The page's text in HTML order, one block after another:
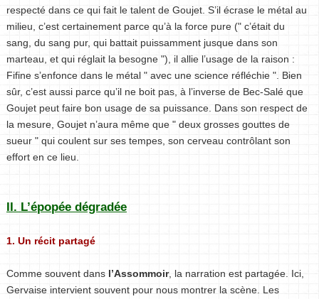
respecté dans ce qui fait le talent de Goujet. S’il écrase le métal au
milieu, c’est certainement parce qu’à la force pure (" c’était du
sang, du sang pur, qui battait puissamment jusque dans son
marteau, et qui réglait la besogne "), il allie l’usage de la raison :
Fifine s’enfonce dans le métal " avec une science réfléchie ". Bien
sûr, c’est aussi parce qu’il ne boit pas, à l’inverse de Bec-Salé que
Goujet peut faire bon usage de sa puissance. Dans son respect de
la mesure, Goujet n’aura même que " deux grosses gouttes de
sueur " qui coulent sur ses tempes, son cerveau contrôlant son
effort en ce lieu.
II. L’épopée dégradée
1. Un récit partagé
Comme souvent dans l’Assommoir, la narration est partagée. Ici,
Gervaise intervient souvent pour nous montrer la scène. Les